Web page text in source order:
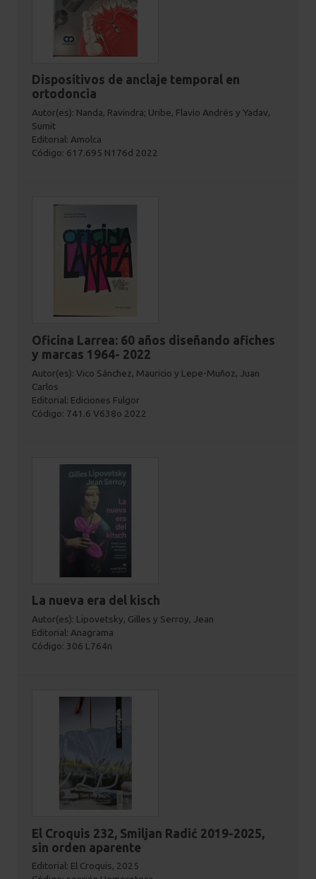
Dispositivos de anclaje temporal en
ortodoncia
Autor(es): Nanda, Ravindra; Uribe, Flavio Andrés y Yadav,
Sumit
Editorial: Amolca
Código: 617.695 N176d 2022
Oficina Larrea: 60 años diseñando afiches
y marcas 1964- 2022
Autor(es): Vico Sánchez, Mauricio y Lepe-Muñoz, Juan
Carlos
Editorial: Ediciones Fulgor
Código: 741.6 V638o 2022
La nueva era del kisch
Autor(es): Lipovetsky, Gilles y Serroy, Jean
Editorial: Anagrama
Código: 306 L764n
El Croquis 232, Smiljan Radić 2019-2025,
sin orden aparente
Editorial: El Croquis, 2025